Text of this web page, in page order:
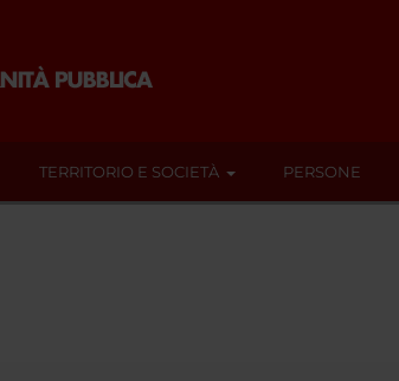
TERRITORIO E SOCIETÀ PERSONE